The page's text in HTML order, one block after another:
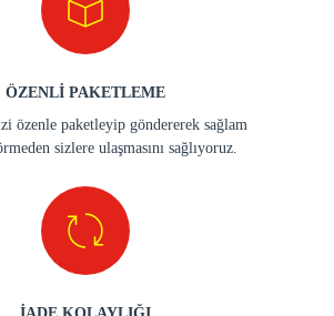
ÖZENLİ PAKETLEME
özenle paketleyip göndererek sağlam
sizlere ulaşmasını sağlıyoruz.